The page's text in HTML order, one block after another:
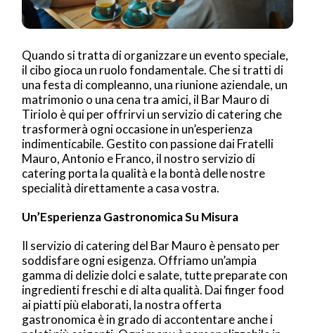
Quando si tratta di organizzare un evento speciale,
il cibo gioca un ruolo fondamentale. Che si tratti di
una festa di compleanno, una riunione aziendale, un
matrimonio o una cena tra amici, il Bar Mauro di
Tiriolo è qui per offrirvi un servizio di catering che
trasformerà ogni occasione in un’esperienza
indimenticabile. Gestito con passione dai Fratelli
Mauro, Antonio e Franco, il nostro servizio di
catering porta la qualità e la bontà delle nostre
specialità direttamente a casa vostra.
Un’Esperienza Gastronomica Su Misura
Il servizio di catering del Bar Mauro è pensato per
soddisfare ogni esigenza. Offriamo un’ampia
gamma di delizie dolci e salate, tutte preparate con
ingredienti freschi e di alta qualità. Dai finger food
ai piatti più elaborati, la nostra offerta
gastronomica è in grado di accontentare anche i